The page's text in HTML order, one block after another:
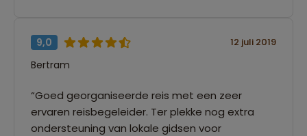
9,0 12 juli 2019
Bertram
“Goed georganiseerde reis met een zeer
ervaren reisbegeleider. Ter plekke nog extra
ondersteuning van lokale gidsen voor